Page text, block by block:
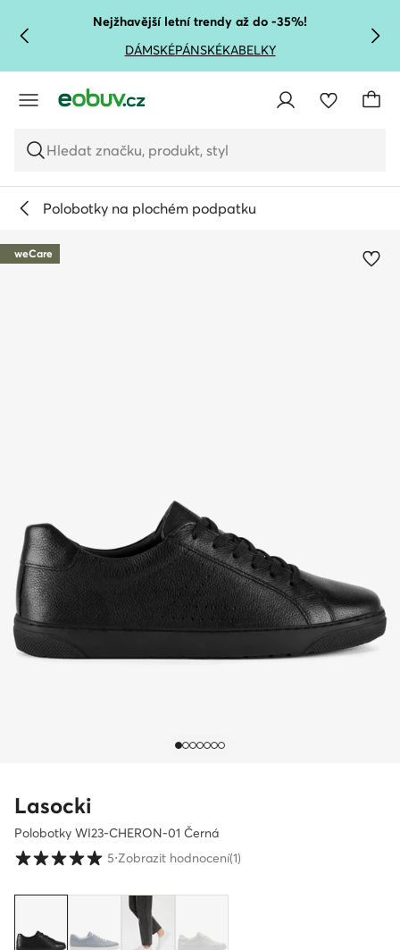
PŘEJÍT NA HLAVNÍ OBSAH
PŘEJÍT NA VYHLEDÁVÁNÍ
Nejžhavější letní trendy až do -35%!
DÁMSKÉPÁNSKÉKABELKY
Hledat značku, produkt, styl
Polobotky na plochém podpatku
weCare
Lasocki
Polobotky WI23-CHERON-01 Černá
Hodnocení zákazníků ve škále 1 až 5
5⋅Zobrazit hodnocení(1)